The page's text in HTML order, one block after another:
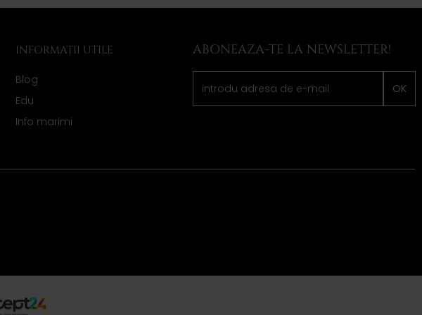
INFORMAȚII UTILE
Blog
Edu
Info marimi
ABONEAZA-TE LA NEWSLETTER!
OK